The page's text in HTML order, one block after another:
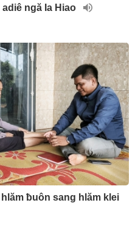
ngă Ia Hiao
ƀuôn sang hlăm klei